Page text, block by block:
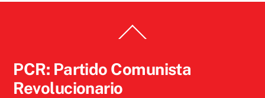
To
PCR: Partido Comunista
Revolucionario